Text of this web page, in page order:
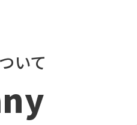
いて